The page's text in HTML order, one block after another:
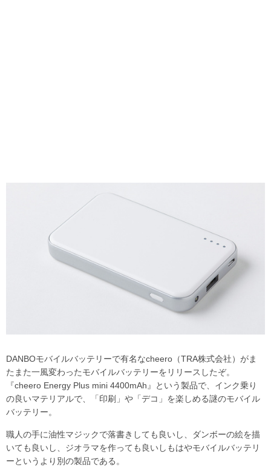
DANBOモバイルバッテリーで有名なcheero（TRA株式会社）がま
たまた一風変わったモバイルバッテリーをリリースしたぞ。
『cheero Energy Plus mini 4400mAh』という製品で、インク乗り
の良いマテリアルで、「印刷」や「デコ」を楽しめる謎のモバイル
バッテリー。
職人の手に油性マジックで落書きしても良いし、ダンボーの絵を描
いても良いし、ジオラマを作っても良いしもはやモバイルバッテリ
ーというより別の製品である。